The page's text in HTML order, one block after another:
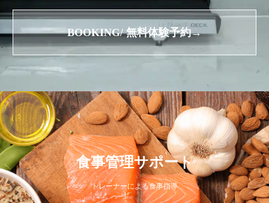
BOOKING/ 無料体験予約→
食事管理サポート
トレーナーによる食事指導